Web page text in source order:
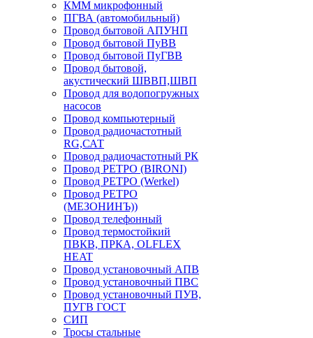
КММ микрофонный
ПГВА (автомобильный)
Провод бытовой АПУНП
Провод бытовой ПуВВ
Провод бытовой ПуГВВ
Провод бытовой,
акустический ШВВП,ШВП
Провод для водопогружных
насосов
Провод компьютерный
Провод радиочастотный
RG,САТ
Провод радиочастотный РК
Провод РЕТРО (BIRONI)
Провод РЕТРО (Werkel)
Провод РЕТРО
(МЕЗОНИНЪ))
Провод телефонный
Провод термостойкий
ПВКВ, ПРКА, OLFLEX
HEAT
Провод установочный АПВ
Провод установочный ПВС
Провод установочный ПУВ,
ПУГВ ГОСТ
СИП
Тросы стальные